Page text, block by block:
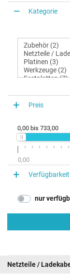
Kategorie
Preis
0,00 bis 733,00
0,00
Verfügbarkeit
nur
Netzteile /